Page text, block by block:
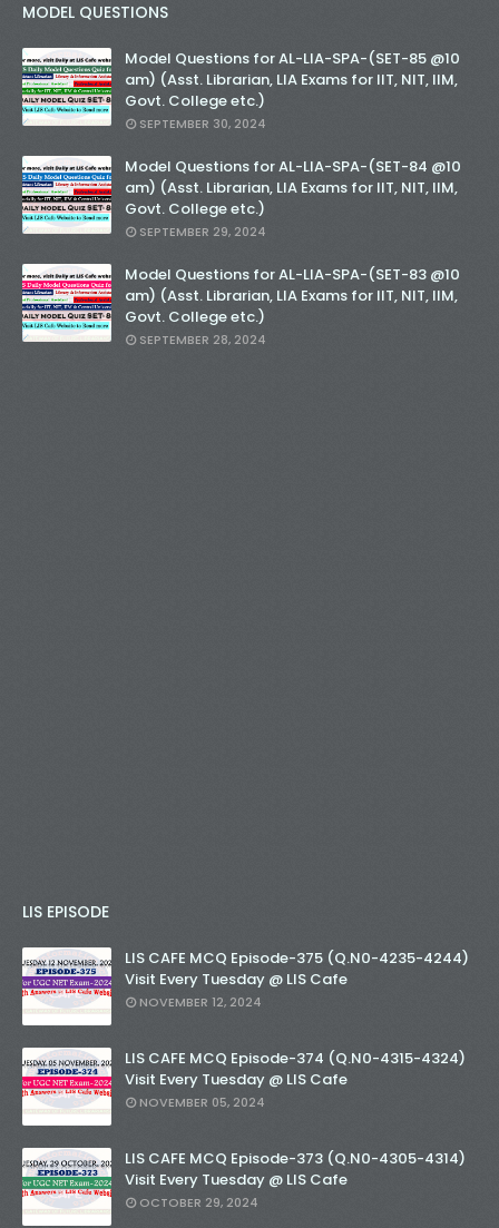
MODEL QUESTIONS
Model Questions for AL-LIA-SPA-(SET-85 @10
am) (Asst. Librarian, LIA Exams for IIT, NIT, IIM,
Govt. College etc.)
SEPTEMBER 30, 2024
Model Questions for AL-LIA-SPA-(SET-84 @10
am) (Asst. Librarian, LIA Exams for IIT, NIT, IIM,
Govt. College etc.)
SEPTEMBER 29, 2024
Model Questions for AL-LIA-SPA-(SET-83 @10
am) (Asst. Librarian, LIA Exams for IIT, NIT, IIM,
Govt. College etc.)
SEPTEMBER 28, 2024
LIS EPISODE
LIS CAFE MCQ Episode-375 (Q.N0-4235-4244)
Visit Every Tuesday @ LIS Cafe
NOVEMBER 12, 2024
LIS CAFE MCQ Episode-374 (Q.N0-4315-4324)
Visit Every Tuesday @ LIS Cafe
NOVEMBER 05, 2024
LIS CAFE MCQ Episode-373 (Q.N0-4305-4314)
Visit Every Tuesday @ LIS Cafe
OCTOBER 29, 2024